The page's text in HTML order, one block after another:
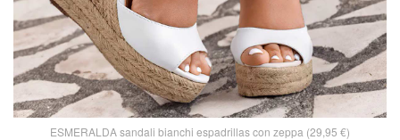
ESMERALDA sandali bianchi espadrillas con zeppa (29,95 €)